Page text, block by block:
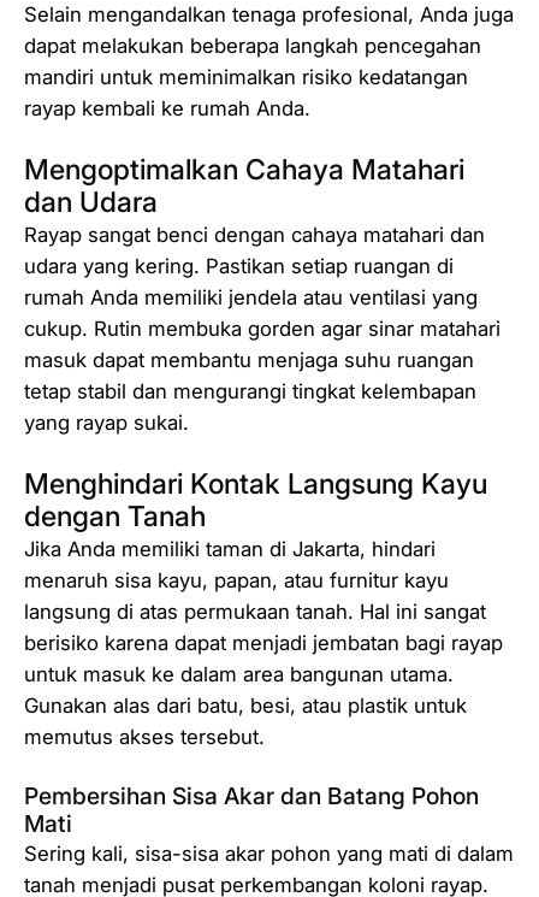
Selain mengandalkan tenaga profesional, Anda juga
dapat melakukan beberapa langkah pencegahan
mandiri untuk meminimalkan risiko kedatangan
rayap kembali ke rumah Anda.
Mengoptimalkan Cahaya Matahari
dan Udara
Rayap sangat benci dengan cahaya matahari dan
udara yang kering. Pastikan setiap ruangan di
rumah Anda memiliki jendela atau ventilasi yang
cukup. Rutin membuka gorden agar sinar matahari
masuk dapat membantu menjaga suhu ruangan
tetap stabil dan mengurangi tingkat kelembapan
yang rayap sukai.
Menghindari Kontak Langsung Kayu
dengan Tanah
Jika Anda memiliki taman di Jakarta, hindari
menaruh sisa kayu, papan, atau furnitur kayu
langsung di atas permukaan tanah. Hal ini sangat
berisiko karena dapat menjadi jembatan bagi rayap
untuk masuk ke dalam area bangunan utama.
Gunakan alas dari batu, besi, atau plastik untuk
memutus akses tersebut.
Pembersihan Sisa Akar dan Batang Pohon
Mati
Sering kali, sisa-sisa akar pohon yang mati di dalam
tanah menjadi pusat perkembangan koloni rayap.